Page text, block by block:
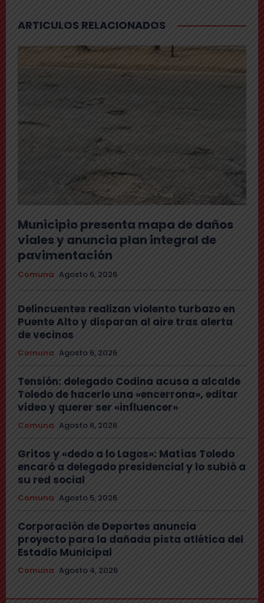
ARTICULOS RELACIONADOS
Municipio presenta mapa de daños
viales y anuncia plan integral de
pavimentación
Comuna Agosto 6, 2026
Delincuentes realizan violento turbazo en
Puente Alto y disparan al aire tras alerta
de vecinos
Comuna Agosto 6, 2026
Tensión: delegado Codina acusa a alcalde
Toledo de hacerle una «encerrona», editar
video y querer ser «influencer»
Comuna Agosto 6, 2026
Gritos y «dedo a lo Lagos»: Matías Toledo
encaró a delegado presidencial y lo subió a
su red social
Comuna Agosto 5, 2026
Corporación de Deportes anuncia
proyecto para la dañada pista atlética del
Estadio Municipal
Comuna Agosto 4, 2026